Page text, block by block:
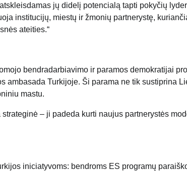
jų didelį potencialą tapti pokyčių
institucijų, miestų ir žmonių partnerystę,
ateities.“
bendradarbiavimo ir paramos demokratijai
ambasada Turkijoje. Ši parama ne tik sustiprina
mastu.
– ji padeda kurti naujus partnerystės
iniciatyvoms: bendroms ES programų